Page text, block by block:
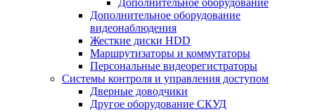
Дополнительное оборудование
Дополнительное оборудование
видеонаблюдения
Жесткие диски HDD
Маршрутизаторы и коммутаторы
Персональные видеорегистраторы
Системы контроля и управления доступом
Дверные доводчики
Другое оборудование СКУД